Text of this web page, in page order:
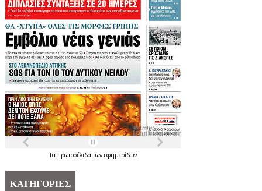
Τα πρωτοσέλιδατων εφημερίδων
ΚΑΤΗΓΟΡΙΕΣ